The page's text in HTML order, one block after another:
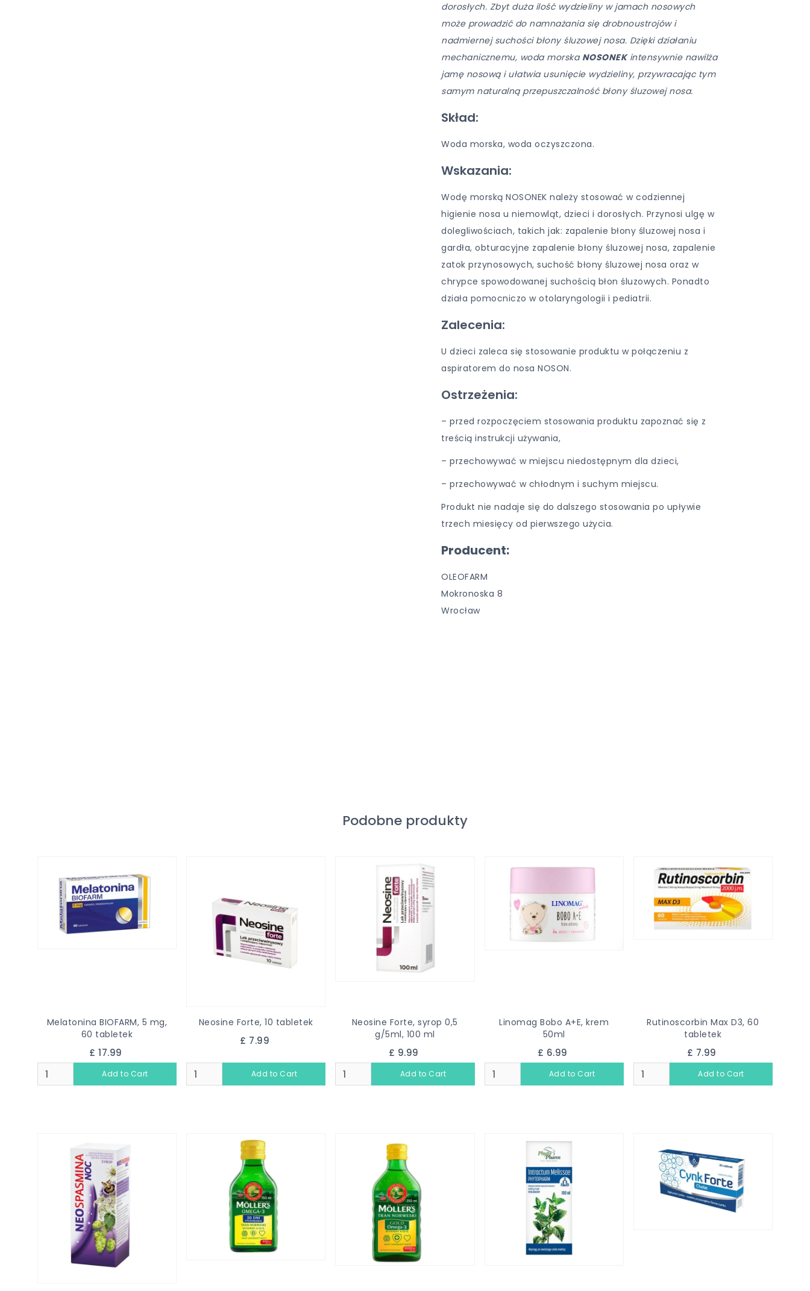
dorosłych. Zbyt duża ilość wydzieliny w jamach nosowych
może prowadzić do namnażania się drobnoustrojów i
nadmiernej suchości błony śluzowej nosa. Dzięki działaniu
mechanicznemu, woda morska NOSONEKintensywnie nawilża
jamę nosową i ułatwia usunięcie wydzieliny, przywracając tym
samym naturalną przepuszczalność błony śluzowej nosa.
Skład:
Woda morska, woda oczyszczona.
Wskazania:
Wodę morską NOSONEK należy stosować w codziennej
higienie nosa u niemowląt, dzieci i dorosłych. Przynosi ulgę w
dolegliwościach, takich jak: zapalenie błony śluzowej nosa i
gardła, obturacyjne zapalenie błony śluzowej nosa, zapalenie
zatok przynosowych, suchość błony śluzowej nosa oraz w
chrypce spowodowanej suchością błon śluzowych. Ponadto
działa pomocniczo w otolaryngologii i pediatrii.
Zalecenia:
U dzieci zaleca się stosowanie produktu w połączeniu z
aspiratorem do nosa NOSON.
Ostrzeżenia:
– przed rozpoczęciem stosowania produktu zapoznać się z
treścią instrukcji używania,
– przechowywać w miejscu niedostępnym dla dzieci,
– przechowywać w chłodnym i suchym miejscu.
Produkt nie nadaje się do dalszego stosowania po upływie
trzech miesięcy od pierwszego użycia.
Producent:
OLEOFARM
Mokronoska 8
Wrocław
Podobne produkty
Melatonina BIOFARM, 5 mg,
60 tabletek
£ 17.99
Neosine Forte, 10 tabletek
£ 7.99
Neosine Forte, syrop 0,5
g/5ml, 100 ml
£ 9.99
Linomag Bobo A+E, krem
50ml
£ 6.99
Rutinoscorbin Max D3, 60
tabletek
£ 7.99